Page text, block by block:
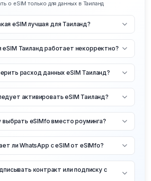
о eSIM только для данных в Таиланд
eSIM лучшая для Таиланд?
Таиланд работает некорректно?
расход данных eSIM Таиланд?
активировать eSIM Таиланд?
eSIMfo вместо роуминга?
ли WhatsApp с eSIM от eSIMfo?
контракт или подписку с